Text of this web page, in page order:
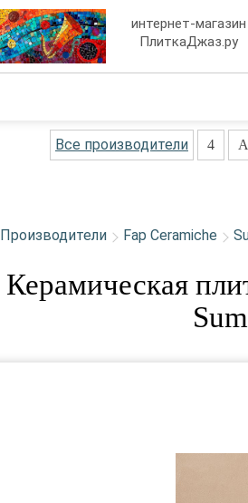
интернет-магазин
ПлиткаДжаз.ру
Все производители 4 A
Производители Fap Ceramiche
Керамическая